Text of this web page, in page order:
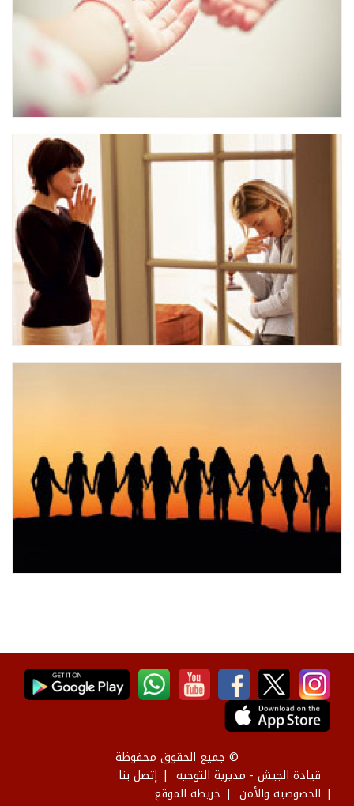
© جميع الحقوق محفوظة
قيادة الجيش - مديرية التوجيه
إتصل بنا
الخصوصية والأمن
خريطة الموقع